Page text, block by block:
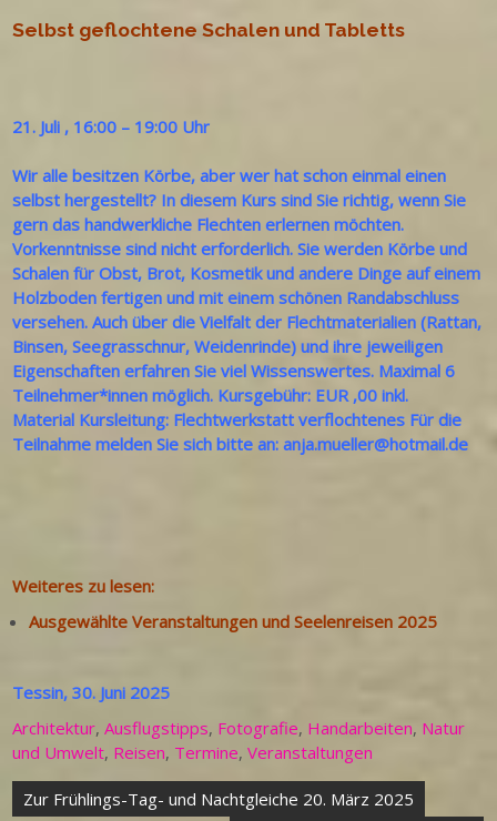
Selbst geflochtene Schalen und Tabletts
21. Juli , 16:00 – 19:00 Uhr
Wir alle besitzen Körbe, aber wer hat schon einmal einen
selbst hergestellt? In diesem Kurs sind Sie richtig, wenn Sie
gern das handwerkliche Flechten erlernen möchten.
Vorkenntnisse sind nicht erforderlich. Sie werden Körbe und
Schalen für Obst, Brot, Kosmetik und andere Dinge auf einem
Holzboden fertigen und mit einem schönen Randabschluss
versehen. Auch über die Vielfalt der Flechtmaterialien (Rattan,
Binsen, Seegrasschnur, Weidenrinde) und ihre jeweiligen
Eigenschaften erfahren Sie viel Wissenswertes. Maximal 6
Teilnehmer*innen möglich. Kursgebühr: EUR ,00 inkl.
Material Kursleitung: Flechtwerkstatt verflochtenes Für die
Teilnahme melden Sie sich bitte an: anja.mueller@hotmail.de
Weiteres zu lesen:
Ausgewählte Veranstaltungen und Seelenreisen 2025
Tessin, 30. Juni 2025
Architektur,Ausflugstipps, Fotografie, Handarbeiten, Natur
und Umwelt, Reisen, Termine,Veranstaltungen
Beitragsnavigation
Zur Frühlings-Tag- und Nachtgleiche 20. März 2025